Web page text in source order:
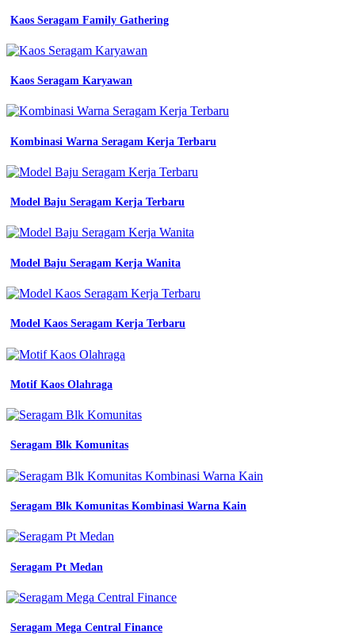
Kaos Seragam Family Gathering
Kaos Seragam Karyawan
Kombinasi Warna Seragam Kerja Terbaru
Model Baju Seragam Kerja Terbaru
Model Baju Seragam Kerja Wanita
Model Kaos Seragam Kerja Terbaru
Motif Kaos Olahraga
Seragam Blk Komunitas
Seragam Blk Komunitas Kombinasi Warna Kain
Seragam Pt Medan
Seragam Mega Central Finance